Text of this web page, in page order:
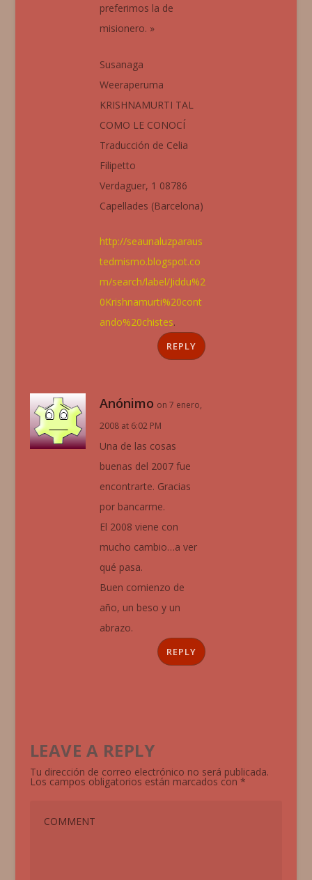
preferimos la de
misionero. »
Susanaga
Weeraperuma
KRISHNAMURTI TAL
COMO LE CONOCÍ
Traducción de Celia
Filipetto
Verdaguer, 1 08786
Capellades (Barcelona)
http://seaunaluzparaus
tedmismo.blogspot.co
m/search/label/Jiddu%2
0Krishnamurti%20cont
ando%20chistes.
REPLY
Anónimo on 7 enero,
2008 at 6:02 PM
Una de las cosas
buenas del 2007 fue
encontrarte. Gracias
por bancarme.
El 2008 viene con
mucho cambio…a ver
qué pasa.
Buen comienzo de
año, un beso y un
abrazo.
REPLY
LEAVE A REPLY
Tu dirección de correo electrónico no será publicada.
Los campos obligatorios están marcados con *